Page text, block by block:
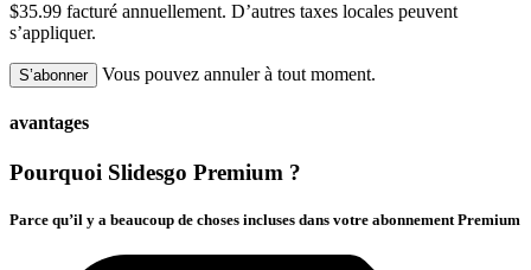
$35.99 facturé annuellement. D’autres taxes locales peuvent
s’appliquer.
S’abonner Vous pouvez annuler à tout moment.
avantages
Pourquoi Slidesgo Premium ?
Parce qu’il y a beaucoup de choses incluses dans votre abonnement Premium